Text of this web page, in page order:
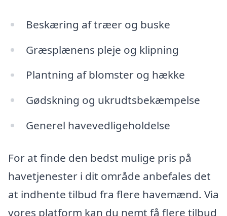
Beskæring af træer og buske
Græsplænens pleje og klipning
Plantning af blomster og hække
Gødskning og ukrudtsbekæmpelse
Generel havevedligeholdelse
For at finde den bedst mulige pris på
havetjenester i dit område anbefales det
at indhente tilbud fra flere havemænd. Via
vores platform kan du nemt få flere tilbud